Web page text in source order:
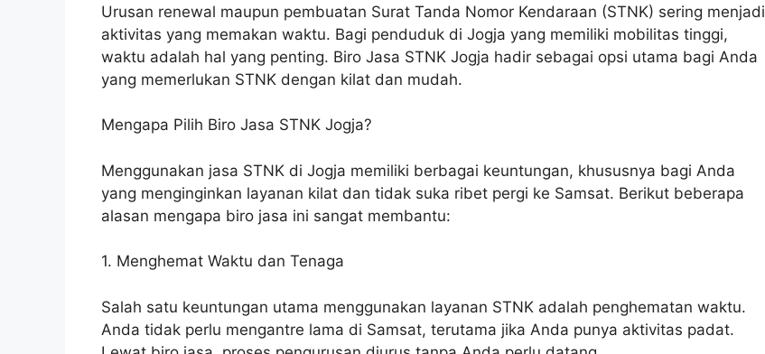
Urusan renewal maupun pembuatan Surat Tanda Nomor Kendaraan (STNK) sering menjadi
aktivitas yang memakan waktu. Bagi penduduk di Jogja yang memiliki mobilitas tinggi,
waktu adalah hal yang penting. Biro Jasa STNK Jogja hadir sebagai opsi utama bagi Anda
yang memerlukan STNK dengan kilat dan mudah.
Mengapa Pilih Biro Jasa STNK Jogja?
Menggunakan jasa STNK di Jogja memiliki berbagai keuntungan, khususnya bagi Anda
yang menginginkan layanan kilat dan tidak suka ribet pergi ke Samsat. Berikut beberapa
alasan mengapa biro jasa ini sangat membantu:
1. Menghemat Waktu dan Tenaga
Salah satu keuntungan utama menggunakan layanan STNK adalah penghematan waktu.
Anda tidak perlu mengantre lama di Samsat, terutama jika Anda punya aktivitas padat.